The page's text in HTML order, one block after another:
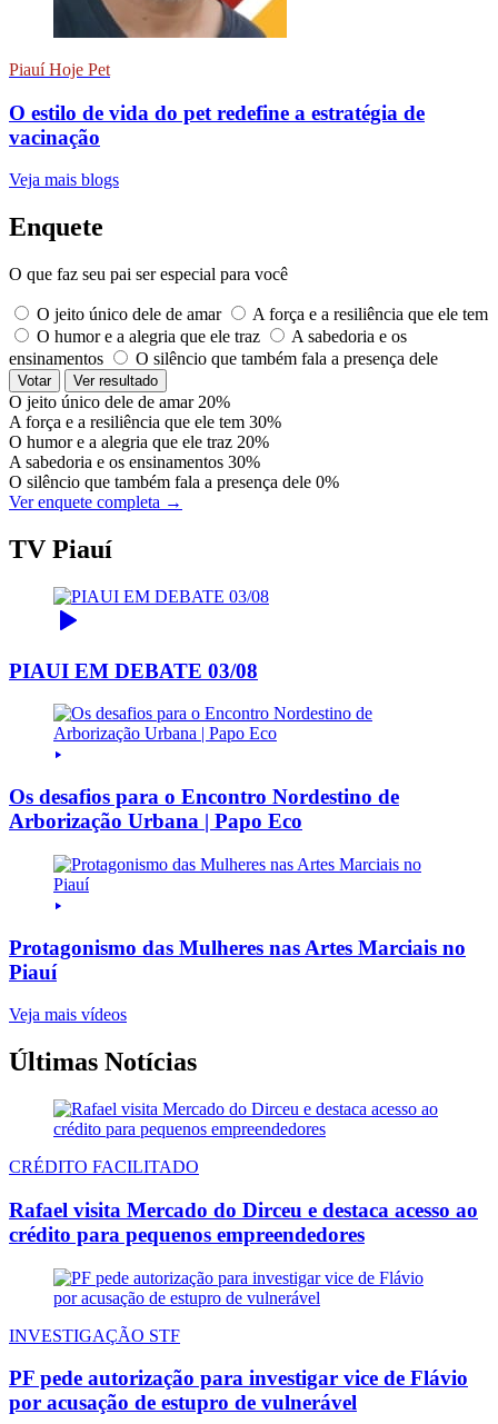
Piauí Hoje Pet
O estilo de vida do pet redefine a estratégia de
vacinação
Veja mais blogs
Enquete
O que faz seu pai ser especial para você
O jeito único dele de amar
A força e a resiliência que ele tem
O humor e a alegria que ele traz
A sabedoria e os
ensinamentos
O silêncio que também fala a presença dele
Votar Ver resultado
O jeito único dele de amar 20%
A força e a resiliência que ele tem 30%
O humor e a alegria que ele traz 20%
A sabedoria e os ensinamentos 30%
O silêncio que também fala a presença dele 0%
Ver enquete completa →
TV Piauí
PIAUI EM DEBATE 03/08
Os desafios para o Encontro Nordestino de
Arborização Urbana | Papo Eco
Protagonismo das Mulheres nas Artes Marciais no
Piauí
Veja mais vídeos
Últimas Notícias
CRÉDITO FACILITADO
Rafael visita Mercado do Dirceu e destaca acesso ao
crédito para pequenos empreendedores
INVESTIGAÇÃO STF
PF pede autorização para investigar vice de Flávio
por acusação de estupro de vulnerável